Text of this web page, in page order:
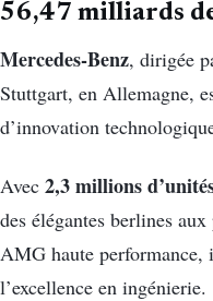
56,47 milliards
Mercedes-Benz, dirigée
Stuttgart, en Allemagne,
d’innovation
Avec 2,3 millions
des élégantes berlines
AMG haute
l’excellence en ingénierie.